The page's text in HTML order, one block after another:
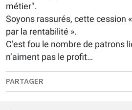
métier".
Soyons rassurés, cette cession
par la rentabilité ».
C’est fou le nombre de patrons
n’aiment pas le profit…
PARTAGER